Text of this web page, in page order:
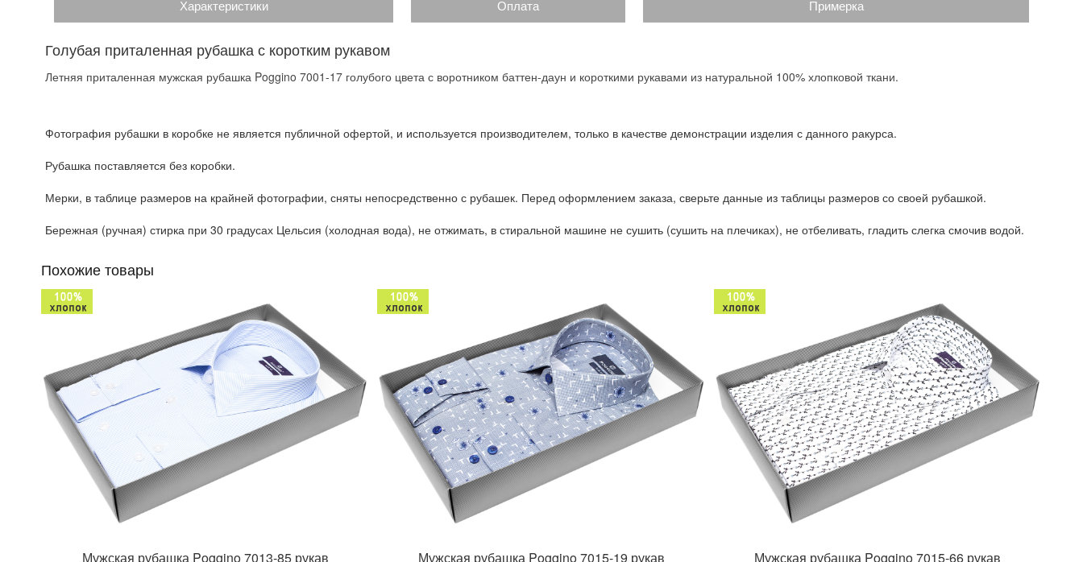
Характеристики Оплата Примерка
Голубая приталенная рубашка с коротким рукавом
Летняя приталенная мужская рубашка Poggino 7001-17 голубого цвета с воротником баттен-даун и короткими рукавами из натуральной 100% хлопковой ткани.
Фотография рубашки в коробке не является публичной офертой, и используется производителем, только в качестве демонстрации изделия с данного ракурса.
Рубашка поставляется без коробки.
Мерки, в таблице размеров на крайней фотографии, сняты непосредственно с рубашек. Перед оформлением заказа, сверьте данные из таблицы размеров со своей рубашкой.
Бережная (ручная) стирка при 30 градусах Цельсия (холодная вода), не отжимать, в стиральной машине не сушить (сушить на плечиках), не отбеливать, гладить слегка смочив водой.
Похожие товары
Мужская рубашка Poggino 7013-85 рукав
Мужская рубашка Poggino 7015-19 рукав
Мужская рубашка Poggino 7015-66 рукав